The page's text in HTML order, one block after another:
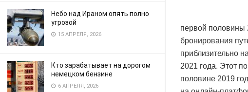
Небо над Ираном опять полно
угрозой
15 АПРЕЛЯ, 2026
Кто зарабатывает на дорогом
немецком бензине
6 АПРЕЛЯ, 2026
первой половины
бронирования
приблизительно
2021 года. Этот
половине 2019